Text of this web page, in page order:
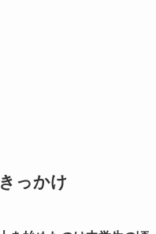
っかけ